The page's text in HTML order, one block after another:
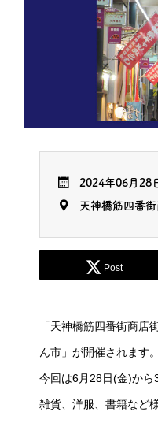
2024年06月28
天神橋筋四番
Post
「天神橋筋四番街商店
ん市」が開催されます。
今回は6月28日(金)から
雑貨、洋服、書籍など